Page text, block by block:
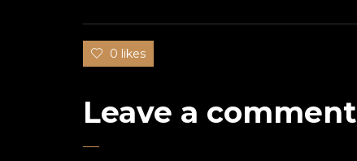
0 likes
Leave a comment